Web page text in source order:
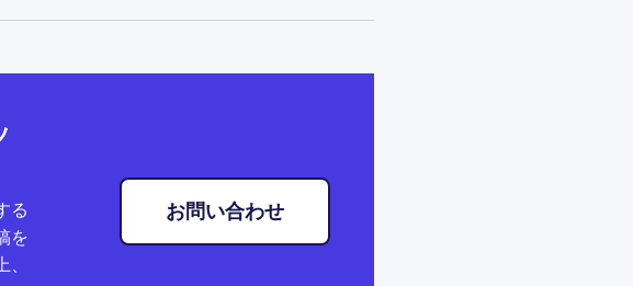
る
を
お問い合わせ